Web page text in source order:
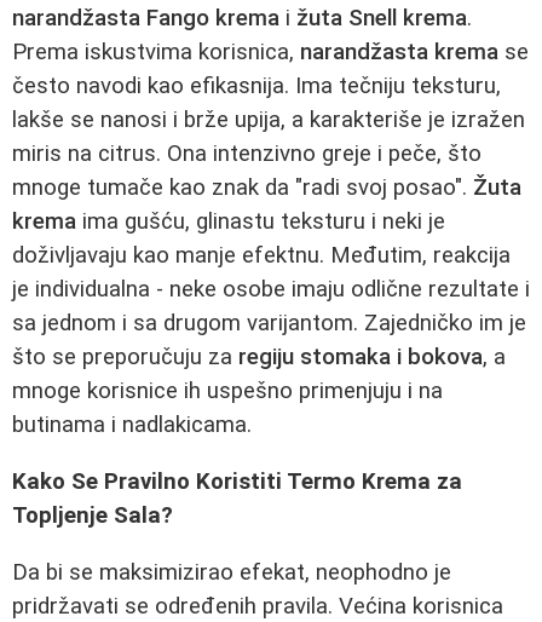
narandžasta Fango krema i žuta Snell krema.
Prema iskustvima korisnica, narandžasta krema se
često navodi kao efikasnija. Ima tečniju teksturu,
lakše se nanosi i brže upija, a karakteriše je izražen
miris na citrus. Ona intenzivno greje i peče, što
mnoge tumače kao znak da "radi svoj posao". Žuta
krema ima gušću, glinastu teksturu i neki je
doživljavaju kao manje efektnu. Međutim, reakcija
je individualna - neke osobe imaju odlične rezultate i
sa jednom i sa drugom varijantom. Zajedničko im je
što se preporučuju za regiju stomaka i bokova, a
mnoge korisnice ih uspešno primenjuju i na
butinama i nadlakicama.
Kako Se Pravilno Koristiti Termo Krema za
Topljenje Sala?
Da bi se maksimizirao efekat, neophodno je
pridržavati se određenih pravila. Većina korisnica